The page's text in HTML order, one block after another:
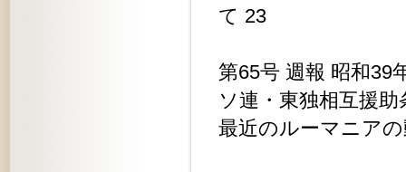
て 23
第65号 週報 昭和39
ソ連・東独相互援
最近のルーマニア